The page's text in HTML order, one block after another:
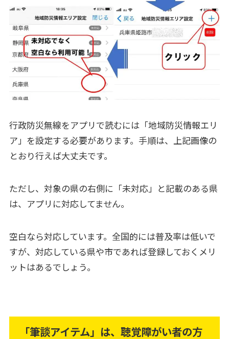
行政防災無線をアプリで読むには「地域防災情報エリ
ア」を設定する必要があります。手順は、上記画像の
とおり行えば大丈夫です。
ただし、対象の県の右側に「未対応」と記載のある県
は、アプリに対応してません。
空白なら対応しています。全国的には普及率は低いで
すが、対応している県や市であれば登録しておくメリ
ットはあるでしょう。
「筆談アイテム」は、聴覚障がい者の方